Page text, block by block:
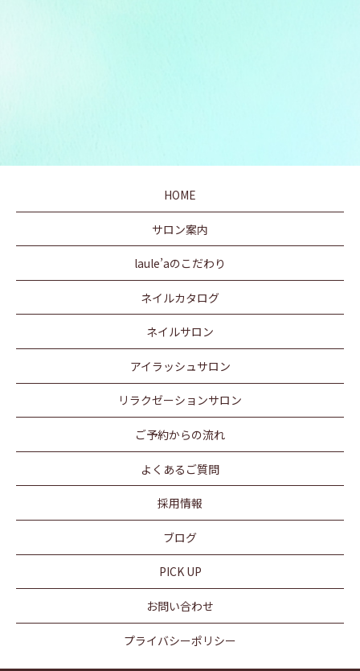
HOME
サロン案内
laule’aのこだわり
ネイルカタログ
ネイルサロン
アイラッシュサロン
リラクゼーションサロン
ご予約からの流れ
よくあるご質問
採用情報
ブログ
PICK UP
お問い合わせ
プライバシーポリシー